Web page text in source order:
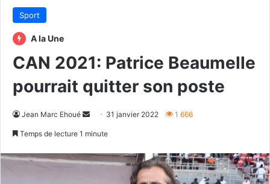
Sport
A la Une
CAN 2021: Patrice Beaumelle
pourrait quitter son poste
Jean Marc Ehoué
Envoyer31 janvier 2022 1 666
Temps de lecture 1 minute